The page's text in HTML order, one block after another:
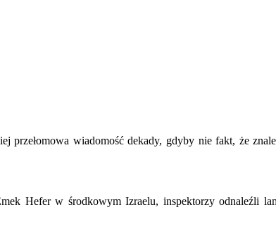
wiadomość dekady, gdyby nie fakt, że
Hefer w środkowym Izraelu, inspektorzy odnaleźli